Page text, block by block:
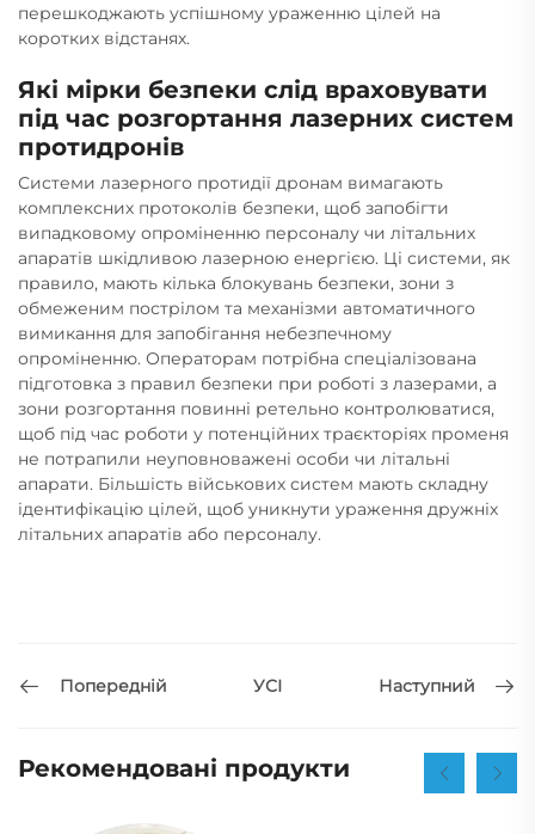
перешкоджають успішному ураженню цілей на
коротких відстанях.
Які мірки безпеки слід враховувати
під час розгортання лазерних систем
протидронів
Системи лазерного протидії дронам вимагають
комплексних протоколів безпеки, щоб запобігти
випадковому опроміненню персоналу чи літальних
апаратів шкідливою лазерною енергією. Ці системи, як
правило, мають кілька блокувань безпеки, зони з
обмеженим пострілом та механізми автоматичного
вимикання для запобігання небезпечному
опроміненню. Операторам потрібна спеціалізована
підготовка з правил безпеки при роботі з лазерами, а
зони розгортання повинні ретельно контролюватися,
щоб під час роботи у потенційних траєкторіях променя
не потрапили неуповноважені особи чи літальні
апарати. Більшість військових систем мають складну
ідентифікацію цілей, щоб уникнути ураження дружніх
літальних апаратів або персоналу.
Попередній УСІ Наступний
Рекомендовані продукти